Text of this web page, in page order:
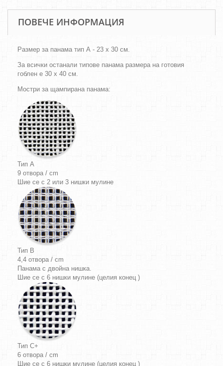
ПОВЕЧЕ ИНФОРМАЦИЯ
Размер за панама тип А - 23 х 30 см.
За всички останали типове панама размера на готовия
гоблен е 30 х 40 см.
Мостри за щампирана панама:
Тип A
9 отвора / cm
Шие се с 2 или 3 нишки мулине
Тип B
4,4 отвора / cm
Панама с двойна нишка.
Шие се с 6 нишки мулине (целия конец )
Тип C+
6 отвора / cm
Шие се с 6 нишки мулине (целия конец )